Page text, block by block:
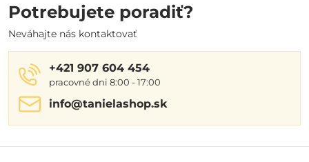
Potrebujete poradiť?
Neváhajte nás kontaktovať
+421 907 604 454
pracovné dni 8:00 - 17:00
info​@tanielashop​.sk